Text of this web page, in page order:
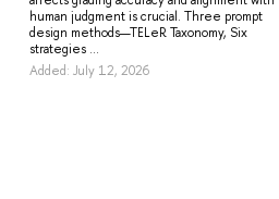
human judgment is crucial. Three prompt
design methods—TELeR Taxonomy, Six
strategies ...
Added: July 12, 2026